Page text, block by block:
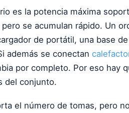
es la potencia máxima
se acumulan rápido. Un
de portátil, una base
además se conectan
por completo. Por eso hay
del conjunto.
el número de tomas, pero